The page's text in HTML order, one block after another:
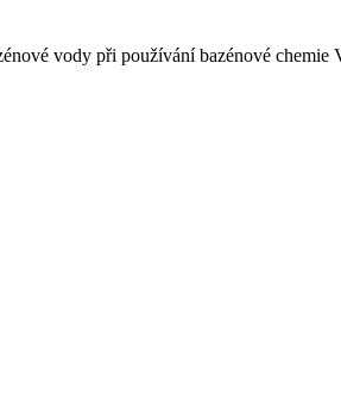
vody při používání bazénové chemie